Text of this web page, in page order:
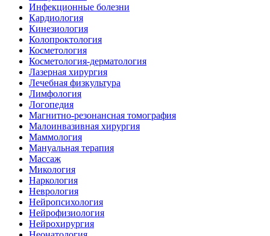
Инфекционные болезни
Кардиология
Кинезиология
Колопроктология
Косметология
Косметология-дерматология
Лазерная хирургия
Лечебная физкультура
Лимфология
Логопедия
Магнитно-резонансная томография
Малоинвазивная хирургия
Маммология
Мануальная терапия
Массаж
Микология
Наркология
Неврология
Нейропсихология
Нейрофизиология
Нейрохирургия